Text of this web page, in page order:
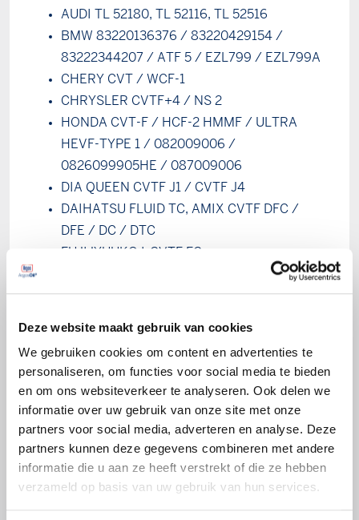
Deze website maakt gebruik van cookies
We gebruiken cookies om content en advertenties te
personaliseren, om functies voor social media te bieden
en om ons websiteverkeer te analyseren. Ook delen we
informatie over uw gebruik van onze site met onze
partners voor social media, adverteren en analyse. Deze
partners kunnen deze gegevens combineren met andere
informatie die u aan ze heeft verstrekt of die ze hebben
verzameld op basis van uw gebruik van hun services.
AUDI TL 52180, TL 52116, TL 52516
BMW 83220136376 / 83220429154 /
83222344207 / ATF 5 / EZL799 / EZL799A
CHERY CVT / WCF-1
CHRYSLER CVTF+4 / NS 2
HONDA CVT-F / HCF-2 HMMF / ULTRA
HEVF-TYPE 1 / 082009006 /
0826099905HE / 087009006
DIA QUEEN CVTF J1 / CVTF J4
DAIHATSU FLUID TC, AMIX CVTF DFC /
DFE / DC / DTC
FUJIJYUUKO I-CVTF FG
RENAULT Elfmatic / CVT CK, SK, FK
TOYOTA CVT FE / TC
MINI EZL 799 / ELZ 799A / CVT V1
HYUNDAI SP-CVT1 / SP-III / CVT1 / CVT
NISSAN NS-1 / NS-2 / NS-3 / Matic W
GM SATURN DEX-CVT / CVTF GREEN 2 /